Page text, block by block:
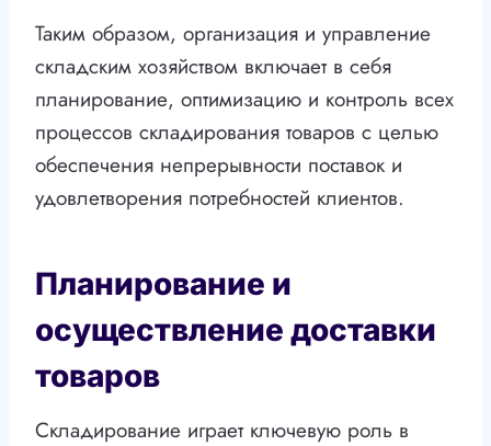
Таким образом, организация и управление
складским хозяйством включает в себя
планирование, оптимизацию и контроль всех
процессов складирования товаров с целью
обеспечения непрерывности поставок и
удовлетворения потребностей клиентов.
Планирование и
осуществление доставки
товаров
Складирование играет ключевую роль в